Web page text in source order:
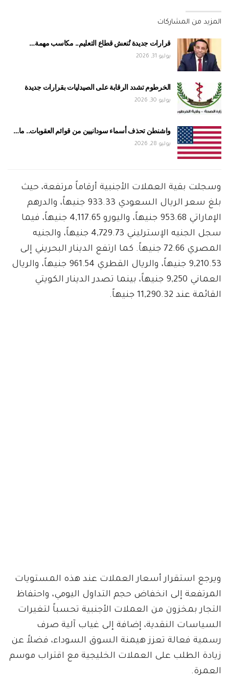
المزيد من المشاركات
قرارات جديدة تُنعش قطاع التعليم.. مكاسب مهمة…
يوليو 31, 2026
الخرطوم تشدد الرقابة على الصيدليات بقرارات جديدة
يوليو 30, 2026
واشنطن تحذف أسماء سودانيين من قوائم العقوبات.. ما…
يوليو 28, 2026
وسجلت بقية العملات الأجنبية أرقاماً مرتفعة، حيث
بلغ سعر الريال السعودي 933.33 جنيهاً، والدرهم
الإماراتي 953.68 جنيهاً، واليورو 4,117.65 جنيهاً، فيما
سجل الجنيه الإسترليني 4,729.73 جنيهاً، والجنيه
المصري 72.66 جنيهاً. كما ارتفع الدينار البحريني إلى
9,210.53 جنيهاً، والريال القطري 961.54 جنيهاً، والريال
العماني 9,250 جنيهاً، بينما تصدر الدينار الكويتي
القائمة عند 11,290.32 جنيهاً.
ويرجع استقرار أسعار العملات عند هذه المستويات
المرتفعة إلى انخفاض حجم التداول اليومي، واحتفاظ
التجار بمخزون من العملات الأجنبية تحسباً لتغيرات
السياسات النقدية، إضافة إلى غياب آلية صرف
رسمية فعالة تعزز هيمنة السوق السوداء، فضلاً عن
زيادة الطلب على العملات الخليجية مع اقتراب موسم
العمرة.